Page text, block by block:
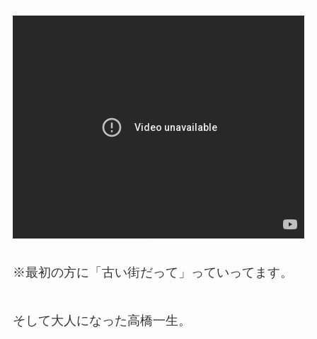
※最初の方に「古い街だって」っていってます。
そして大人になった高橋一生。